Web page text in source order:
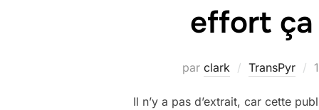
effort ça
par clark TransPyr
Il n’y a pas d’extrait, car cette